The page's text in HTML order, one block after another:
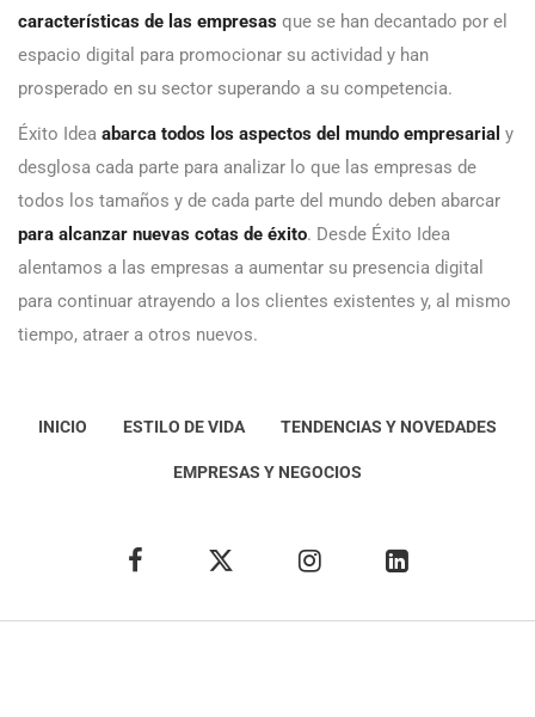
características de las empresas que se han decantado por el
espacio digital para promocionar su actividad y han
prosperado en su sector superando a su competencia.
Éxito Idea abarca todos los aspectos del mundo empresarial y
desglosa cada parte para analizar lo que las empresas de
todos los tamaños y de cada parte del mundo deben abarcar
para alcanzar nuevas cotas de éxito. Desde Éxito Idea
alentamos a las empresas a aumentar su presencia digital
para continuar atrayendo a los clientes existentes y, al mismo
tiempo, atraer a otros nuevos.
INICIO ESTILO DE VIDA TENDENCIAS Y NOVEDADES
EMPRESAS Y NEGOCIOS